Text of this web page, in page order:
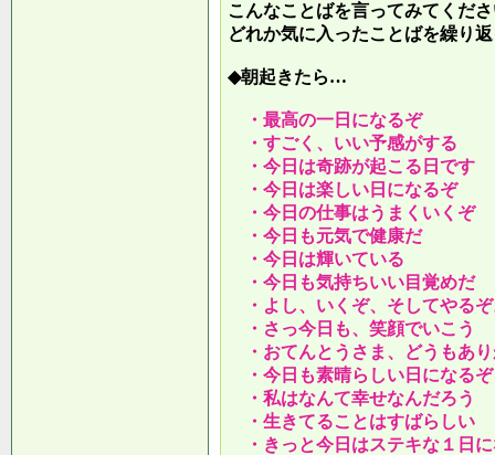
こんなことばを言ってみてくだ
どれか気に入ったことばを繰り
◆朝起きたら…
・最高の一日になるぞ
・すごく、いい予感がする
・今日は奇跡が起こる日です
・今日は楽しい日になるぞ
・今日の仕事はうまくいくぞ
・今日も元気で健康だ
・今日は輝いている
・今日も気持ちいい目覚めだ
・よし、いくぞ、そしてやる
・さっ今日も、笑顔でいこう
・おてんとうさま、どうもあ
・今日も素晴らしい日になるぞ
・私はなんて幸せなんだろう
・生きてることはすばらしい
・きっと今日はステキな１日